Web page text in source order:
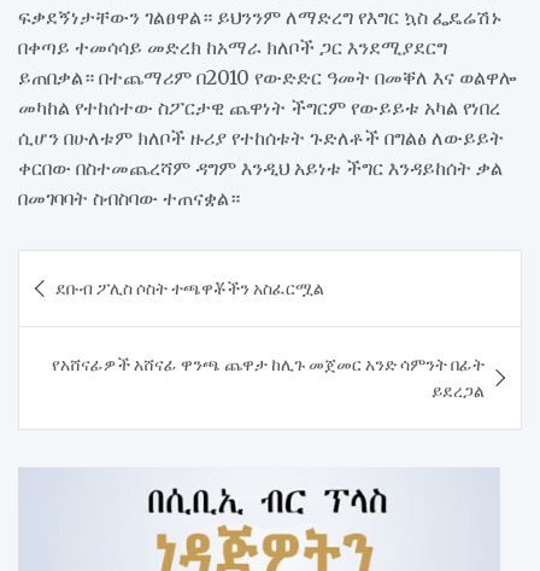
ፍቃደኝነታቸውን ገልፀዋል። ይህንንም ለማድረግ የእግር ኳስ ፌዴሬሽኑ
በቀጣይ ተመሳሳይ መድረክ ከአማራ ክለቦች ጋር እንደሚያደርግ
ይጠበቃል። በተጨማሪም በ2010 የውድድር ዓመት በመቐለ እና ወልዋሎ
መካከል የተከሰተው ስፖርታዊ ጨዋነት ችግርም የውይይቱ አካል የነበረ
ሲሆን በሁለቱም ክለቦች ዙሪያ የተከሰቱት ጉድለቶች በግልፅ ለውይይት
ቀርበው በስተመጨረሻም ዳግም እንዲህ አይነቱ ችግር እንዳይከሰት ቃል
በመገባባት ስብስባው ተጠናቋል።
navigation
ደቡብ ፖሊስ ሶስት ተጫዋቾችን አስፈርሟል
የአሸናፊዎች አሸናፊ ዋንጫ ጨዋታ ከሊጉ መጀመር አንድ ሳምንት በፊት
ይደረጋል